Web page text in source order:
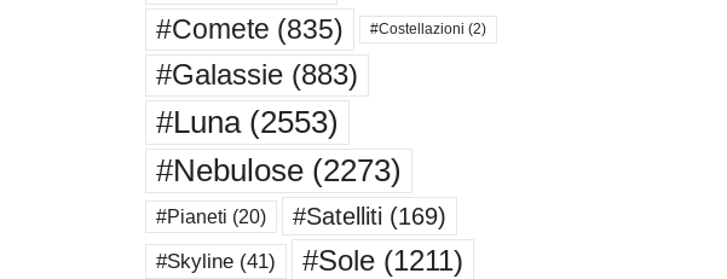
#Comete (835) #Costellazioni (2)
#Galassie(883)
#Luna(2553)
#Nebulose(2273)
#Pianeti (20) #Satelliti (169)
#Skyline(41) #Sole(1211)